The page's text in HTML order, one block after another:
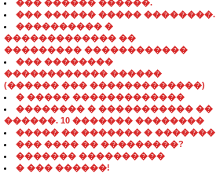
��� ������ ������.
��� ������ ����� ��������.
���������� �
������������� ��
��������� ������������
��� ��������
������������ ������
(������ ��� �������������)
� ����� �������������
�������� � ����������� ��
������. 10 ������� ��������
����� �� ������� � �������
��� ���� �� ���������?
������� ����������
� ��� ������!